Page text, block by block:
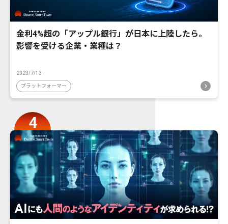
金利4%超の「アップル銀行」が日本に上陸したら。
影響を受ける企業・業種は？
2023/7/13
プラットフォーマー